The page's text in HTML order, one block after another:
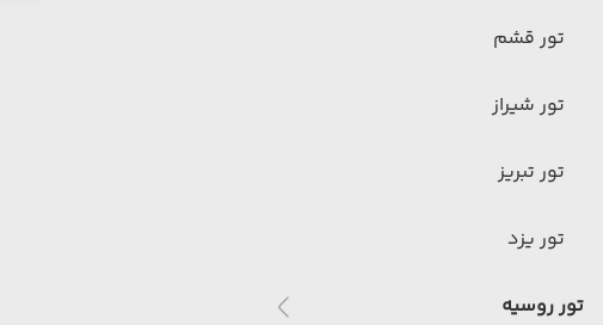
تور قشم
تور شیراز
تور تبریز
تور یزد
تور روسیه